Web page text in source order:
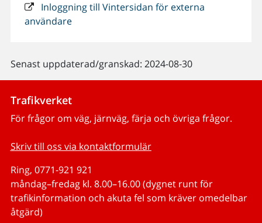
Inloggning till Vintersidan för externa
användare
Senast uppdaterad/granskad: 2024-08-30
Trafikverket
För frågor om väg, järnväg, färja och övriga frågor.
Skriv till oss via kontaktformulär
Ring, 0771-921 921
måndag–fredag kl. 8.00–16.00 (dygnet runt för
trafikinformation och akuta fel som kräver omedelbar
åtgärd)